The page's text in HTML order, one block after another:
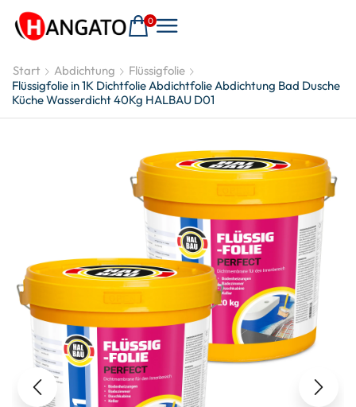
0
Start Abdichtung
Flüssigfolie
Flüssigfolie in 1K Dichtfolie Abdichtfolie Abdichtung Bad Dusche
Küche Wasserdicht 40Kg HALBAU D01